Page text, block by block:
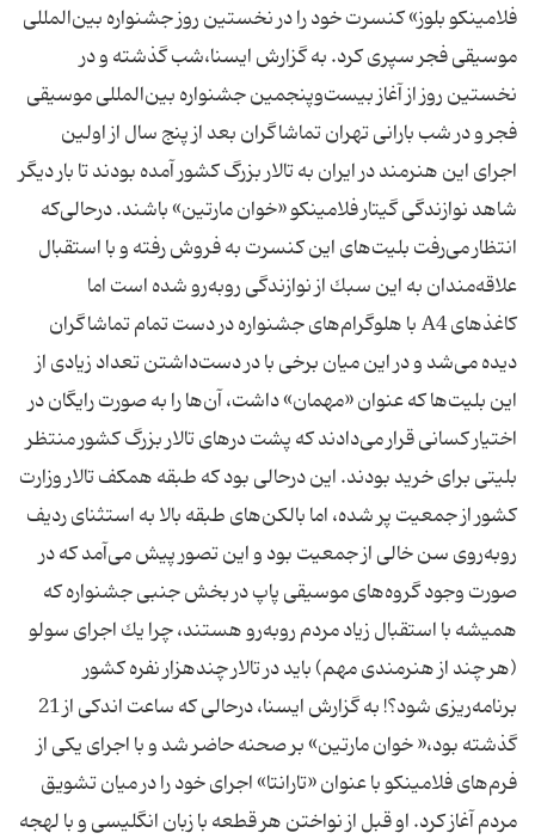
فلامینكو بلوز» كنسرت خود را در نخستین روز جشنواره بین‌المللی
موسیقی فجر سپری كرد. به گزارش ایسنا،شب گذشته و در
نخستین روز از آغاز بیست‌وپنجمین جشنواره بین‌المللی موسیقی
فجر و در شب بارانی تهران تماشاگران بعد از پنج سال از اولین
اجرای این هنرمند در ایران به تالار بزرگ كشور آمده بودند تا بار دیگر
شاهد نوازندگی گیتار فلامینكو «خوان مارتین» باشند. درحالی‌كه
انتظار می‌رفت بلیت‌های این كنسرت به فروش رفته و با استقبال
علاقه‌مندان به این سبك از نوازندگی روبه‌رو شده است اما
كاغذهای A4 با هلوگرام‌های جشنواره در دست تمام تماشاگران
دیده می‌شد و در این میان برخی با در دست‌داشتن تعداد زیادی از
این بلیت‌ها كه عنوان «مهمان» داشت، آن‌ها را به صورت رایگان در
اختیار كسانی قرار می‌دادند كه پشت درهای تالار بزرگ كشور منتظر
بلیتی برای خرید بودند. این درحالی بود كه طبقه همكف تالار وزارت
كشور از جمعیت پر شده، اما بالكن‌های طبقه بالا به استثنای ردیف
روبه‌روی سن خالی از جمعیت بود و این تصور پیش می‌آمد كه در
صورت وجود گروه‌های موسیقی پاپ در بخش جنبی جشنواره كه
همیشه با استقبال زیاد مردم روبه‌رو هستند، چرا یك اجرای سولو
(هر چند از هنرمندی مهم) باید در تالار چندهزار نفره كشور
برنامه‌ریزی شود؟! به گزارش ایسنا، درحالی كه ساعت اندكی از 21
گذشته بود،« خوان‌ مارتین» بر صحنه حاضر شد و با اجرای یكی از
فرم‌های فلامینكو با عنوان «تارانتا» اجرای خود را در میان تشویق
مردم آغاز كرد. او قبل از نواختن هر قطعه با زبان انگلیسی و با لهجه